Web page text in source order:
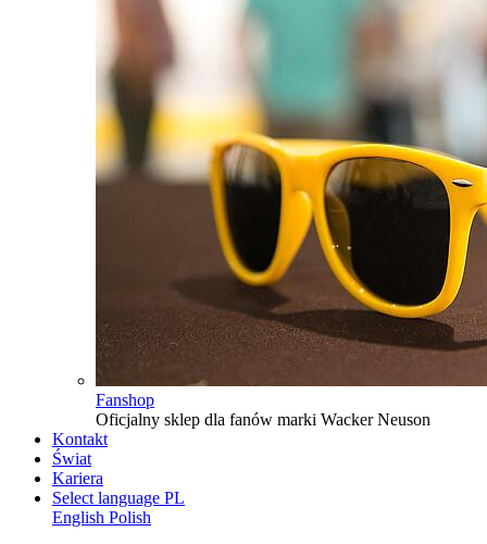
Fanshop
Oficjalny sklep dla fanów marki Wacker Neuson
Kontakt
Świat
Kariera
Select language PL
English Polish